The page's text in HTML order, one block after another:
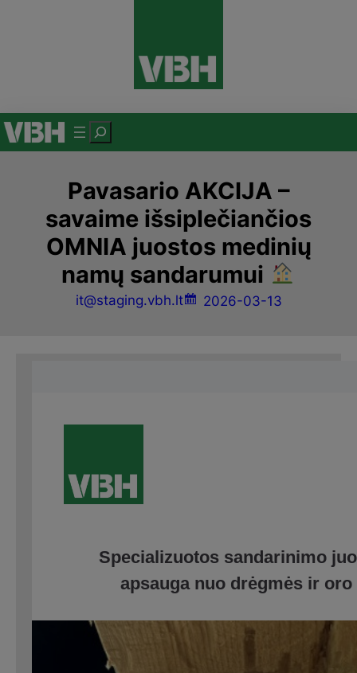
P
a
e
š
k
a
Pavasario AKCIJA –
savaime išsiplečiančios
OMNIA juostos medinių
namų sandarumui
it@staging.vbh.lt 2026-03-13
Specializuotos sandarinimo
apsauga nuo drėgmės ir